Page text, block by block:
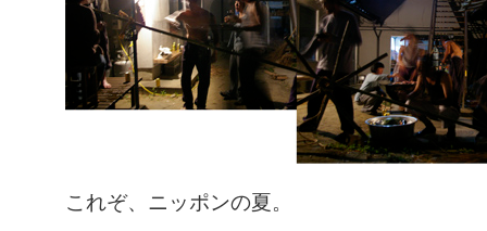
これぞ、ニッポンの夏。